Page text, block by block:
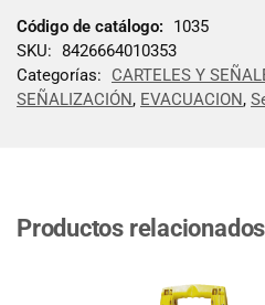
Código de catálogo:
1035
SKU: 8426664010353
Categorías:
CARTELES Y
SEÑALIZACIÓN, EVACUACION,
Productos relacionados